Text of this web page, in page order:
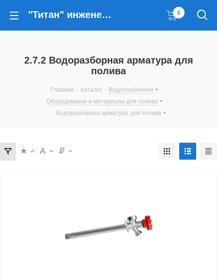
"Титан" инженерные решения 0
2.7.2 Водоразборная арматура для
полива
Главная - Каталог - Водоснабжение
-
Оборудование и материалы для полива
-
Водоразборная арматура для полива